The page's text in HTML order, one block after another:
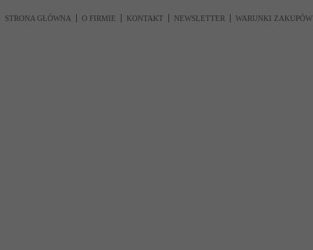
STRONA GŁÓWNA O FIRMIE KONTAKT NEWSLETTER WARUNKI ZAKUPÓW